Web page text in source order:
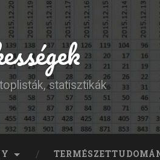
statisztikák